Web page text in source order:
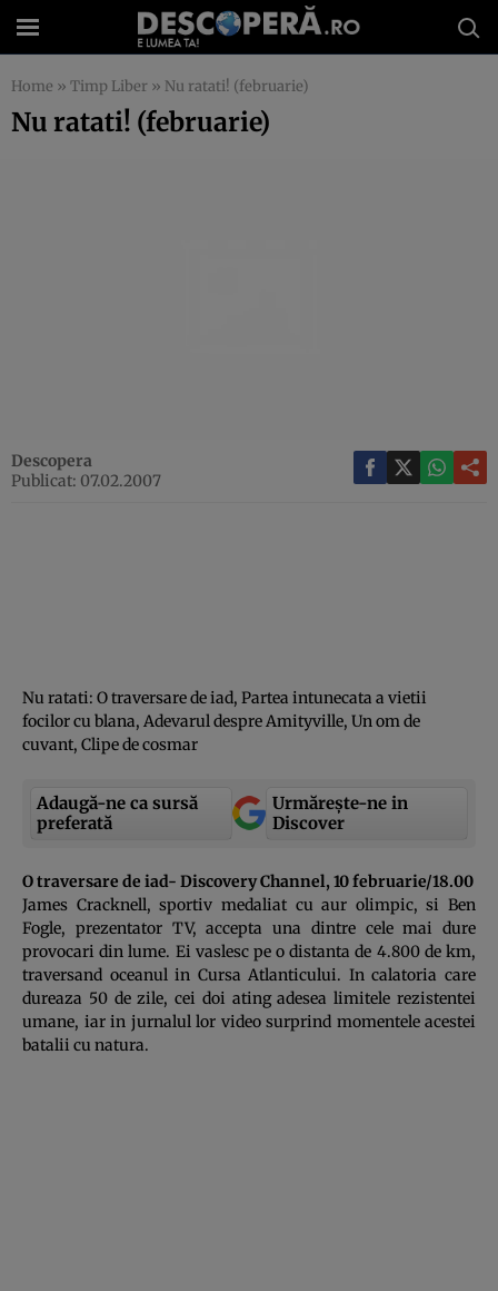
Home » Timp Liber » Nu ratati! (februarie)
Nu ratati! (februarie)
Descopera
Publicat: 07.02.2007
Nu ratati: O traversare de iad, Partea intunecata a vietii
focilor cu blana, Adevarul despre Amityville, Un om de
cuvant, Clipe de cosmar
Adaugă-ne ca sursă
preferată
Urmărește-ne in
Discover
O traversare de iad- Discovery Channel, 10 februarie/18.00
James Cracknell, sportiv medaliat cu aur olimpic, si Ben
Fogle, prezentator TV, accepta una dintre cele mai dure
provocari din lume. Ei vaslesc pe o distanta de 4.800 de km,
traversand oceanul in Cursa Atlanticului. In calatoria care
dureaza 50 de zile, cei doi ating adesea limitele rezistentei
umane, iar in jurnalul lor video surprind momentele acestei
batalii cu natura.